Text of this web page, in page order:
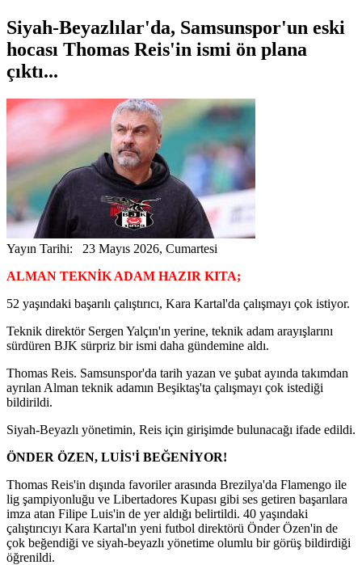
Siyah-Beyazlılar'da, Samsunspor'un eski
hocası Thomas Reis'in ismi ön plana
çıktı...
Yayın Tarihi: 23 Mayıs 2026, Cumartesi
ALMAN TEKNİK ADAM HAZIR KITA;
52 yaşındaki başarılı çalıştırıcı, Kara Kartal'da çalışmayı çok istiyor.
Teknik direktör Sergen Yalçın'ın yerine, teknik adam arayışlarını
sürdüren BJK sürpriz bir ismi daha gündemine aldı.
Thomas Reis. Samsunspor'da tarih yazan ve şubat ayında takımdan
ayrılan Alman teknik adamın Beşiktaş'ta çalışmayı çok istediği
bildirildi.
Siyah-Beyazlı yönetimin, Reis için girişimde bulunacağı ifade edildi.
ÖNDER ÖZEN, LUİS'İ BEĞENİYOR!
Thomas Reis'in dışında favoriler arasında Brezilya'da Flamengo ile
lig şampiyonluğu ve Libertadores Kupası gibi ses getiren başarılara
imza atan Filipe Luis'in de yer aldığı belirtildi. 40 yaşındaki
çalıştırıcıyı Kara Kartal'ın yeni futbol direktörü Önder Özen'in de
çok beğendiği ve siyah-beyazlı yönetime olumlu bir görüş bildirdiği
öğrenildi.